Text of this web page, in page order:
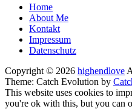
Seitenfuß-
Menü
Home
About Me
Kontakt
Impressum
Datenschutz
Copyright © 2026 highendlove
Theme: Catch Evolution by
This website uses cookies to
you're ok with this, but you can